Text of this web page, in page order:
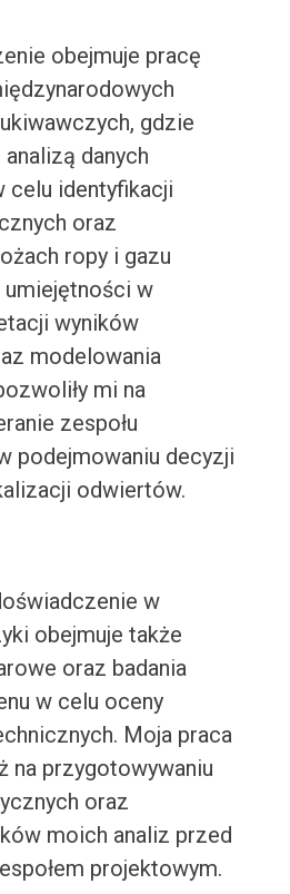
obejmuje pracę
gdzie
danych
celu identyfikacji
oraz
ropy i gazu
w
wyników
modelowania
mi na
zespołu
podejmowaniu decyzji
odwiertów.
w
obejmuje także
oraz badania
w celu oceny
Moja praca
na przygotowywaniu
oraz
moich analiz przed
projektowym.